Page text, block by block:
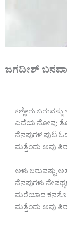
ಜಗದೀಶ್
ಕಣ್ಣೀರು
ಎದೆಯ ನೋವು
ನೆನಪುಗಳ ಪುಟ
ಮತ್ತೆಂದು ಅವು
ಅಳು ಬರುವಷ್ಟು
ನೆನಪುಗಳು
ಮರೆಯಾದ
ಮತ್ತೆಂದು ಅವು